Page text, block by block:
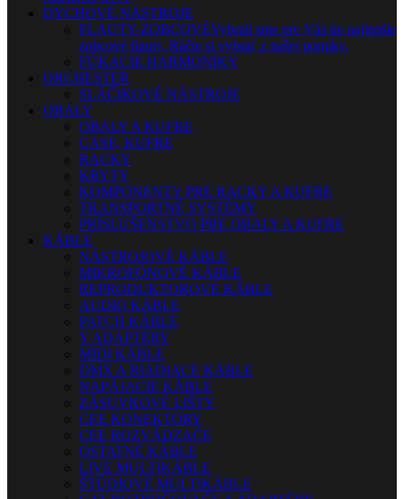
DYCHOVÉ NÁSTROJE
FLAUTY-ZOBCOVÉVybrali sme pre Vás tie najlepšie
zobcové flauty. Ráčte si vybrať z našej ponuky.
FÚKACIE HARMONIKY
ORCHESTER
SLÁČIKOVÉ NÁSTROJE
OBALY
OBALY A KUFRE
CASE, KUFRE
RACKY
KRYTY
KOMPONENTY PRE RACKY A KUFRE
TRANSPORTNÉ SYSTÉMY
PRÍSLUŠENSTVO PRE OBALY A KUFRE
KÁBLE
NÁSTROJOVÉ KÁBLE
MIKROFÓNOVÉ KÁBLE
REPRODUKTOROVÉ KÁBLE
AUDIO KÁBLE
PATCH KÁBLE
Y ADAPTÉRY
MIDI KÁBLE
DMX A RIADIACE KÁBLE
NAPÁJACIE KÁBLE
ZÁSUVKOVÉ LIŠTY
CEE KONEKTORY
CEE ROZVÁDZAČE
OSTATNÉ KÁBLE
LIVE MULTIKÁBLE
ŠTÚDIOVÉ MULTIKÁBLE